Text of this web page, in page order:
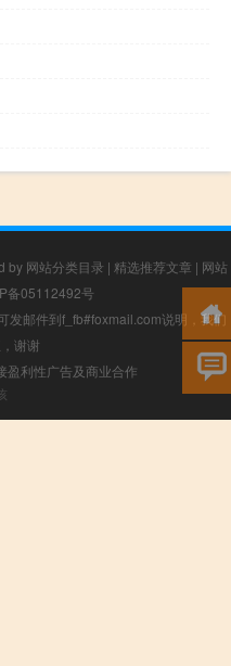
by 网站分类目录 | 精选推荐文章 | 网站
备05112492号
发邮件到f_fb#foxmail.com说明，我们
谢谢
盈利性广告及商业合作